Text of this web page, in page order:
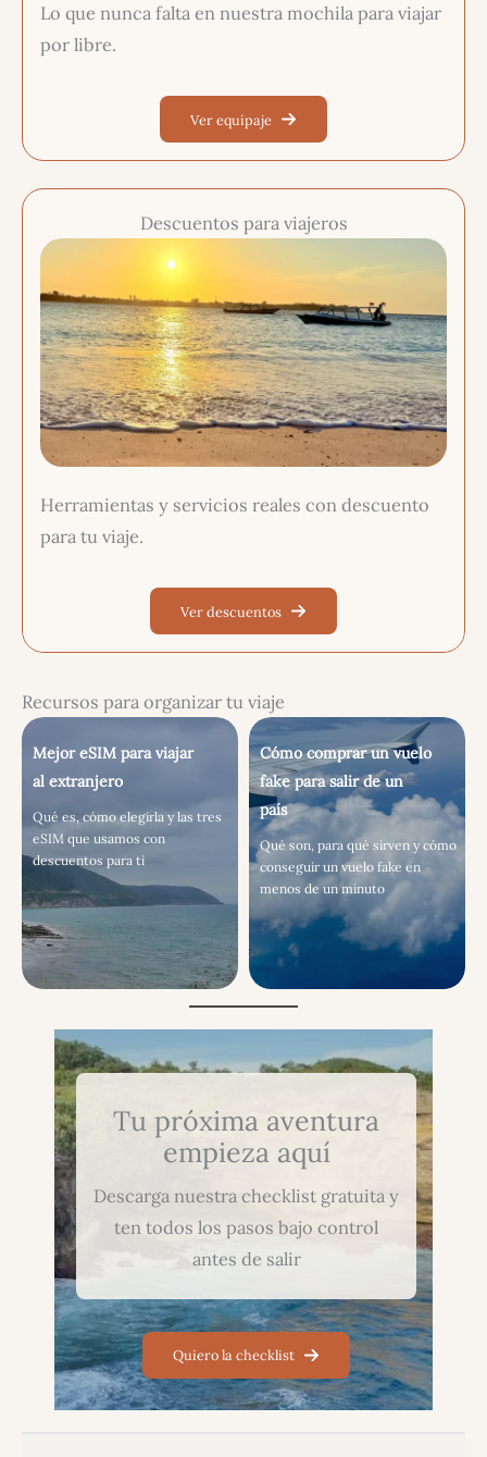
Lo que nunca falta en nuestra mochila para viajar
por libre.
Ver equipaje
Descuentos para viajeros
Herramientas y servicios reales con descuento
para tu viaje.
Ver descuentos
Recursos para organizar tu viaje
Mejor eSIM para viajar
al extranjero
Qué es, cómo elegirla y las tres
eSIM que usamos con
descuentos para ti
Cómo comprar un vuelo
fake para salir de un
país
Qué son, para qué sirven y cómo
conseguir un vuelo fake en
menos de un minuto
Tu próxima aventura
empieza aquí
Descarga nuestra checklist gratuita y
ten todos los pasos bajo control
antes de salir
Quiero la checklist